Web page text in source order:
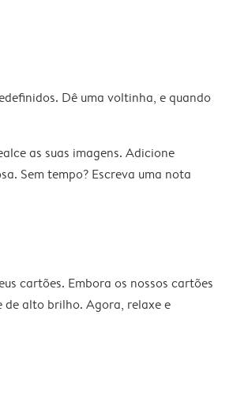
Dê uma voltinha, e quando
as suas imagens. Adicione
Sem tempo? Escreva uma nota
cartões. Embora os nossos cartões
de alto brilho. Agora, relaxe e